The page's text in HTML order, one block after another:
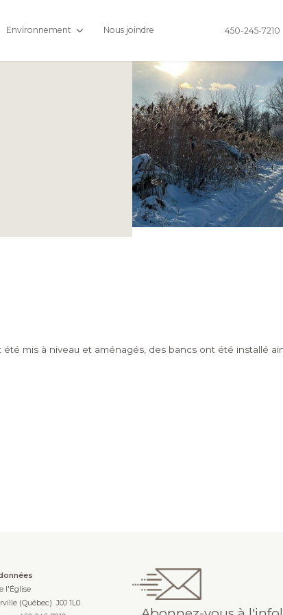
Environnement Nous joindre 450-245-7210
mis à niveau et aménagés, des bancs ont été installé
l'Église
(Québec) J0J 1L0